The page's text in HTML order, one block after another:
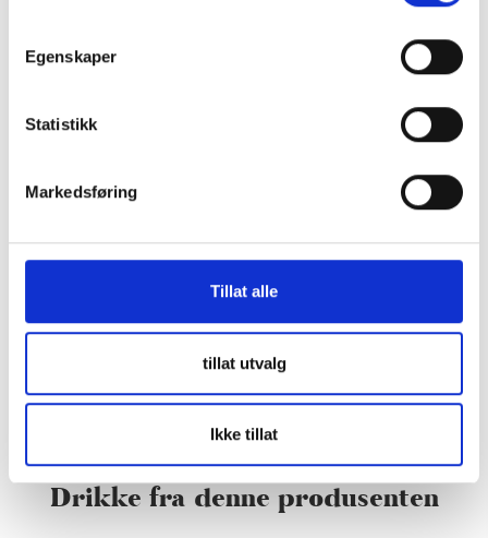
Egenskaper
Statistikk
Markedsføring
Tillat alle
tillat utvalg
Ikke tillat
Drikke fra denne produsenten